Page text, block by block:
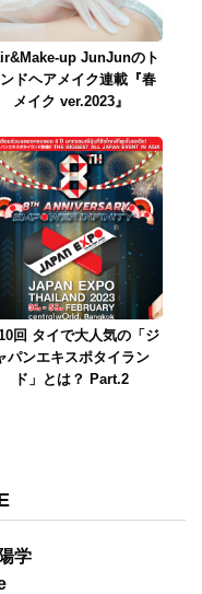
up JunJunのト
ドヘアメイク連載『春
メイク ver.2023』
回 タイで大人気の「ジ
パンエキスポタイラン
ド」とは？ Part.2
学